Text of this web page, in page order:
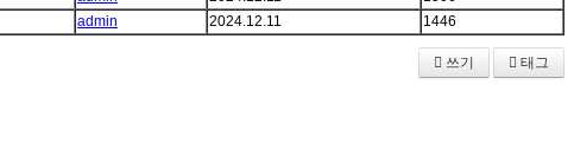
admin 2024.12.11 1446
쓰기 태그